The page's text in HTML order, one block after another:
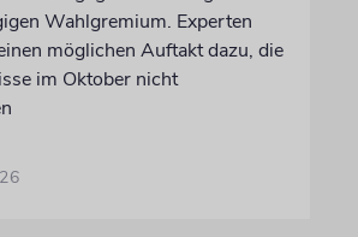
Wahlgremium. Experten
möglichen Auftakt dazu, die
im Oktober nicht